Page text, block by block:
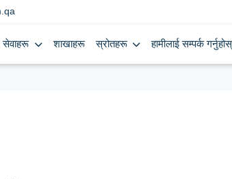
सेवाहरू शाखाहरू स्रोतहरू हामीलाई सम्पर्क गर्नुहोस्